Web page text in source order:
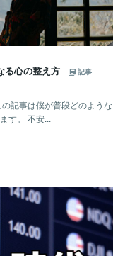
る心の整え方
記事
記事は僕が普段どのような
す。 不安...